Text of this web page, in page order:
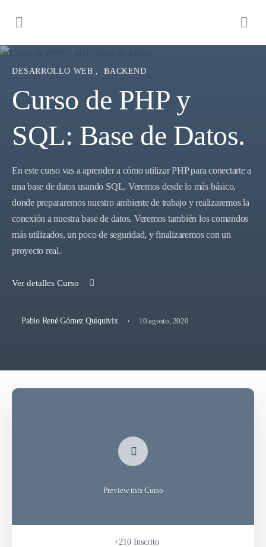
DESARROLLO WEB , BACKEND
Curso de PHP y
SQL: Base de Datos.
En este curso vas a aprender a cómo utilizar PHP para conectarte a
una base de datos usando SQL. Veremos desde lo más básico,
donde prepararemos nuestro ambiente de trabajo y realizaremos la
conexión a nuestra base de datos. Veremos también los comandos
más utilizados, un poco de seguridad, y finalizaremos con un
proyecto real.
Ver detalles Curso
Pablo René Gómez Quiquivix · 10 agosto, 2020
Preview this Curso
+210 Inscrito